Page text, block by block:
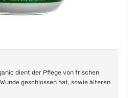
dient der Pflege von frischen
geschlossen hat, sowie älteren